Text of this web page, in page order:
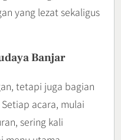
yang lezat sekaligus
Banjar
tetapi juga bagian
acara, mulai
sering kali